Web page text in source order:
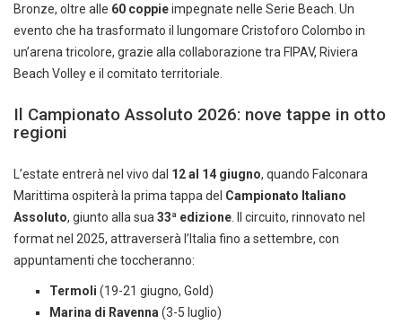
Bronze, oltre alle 60 coppieimpegnate nelle Serie Beach. Un
evento che ha trasformato il lungomare Cristoforo Colombo in
un’arena tricolore, grazie alla collaborazione tra FIPAV, Riviera
Beach Volley e il comitato territoriale.
Il Campionato Assoluto 2026: nove tappe in otto
regioni
L’estate entrerà nel vivo dal 12 al 14 giugno, quando Falconara
Marittima ospiterà la prima tappa del Campionato Italiano
Assoluto, giunto alla sua 33ª edizione . Il circuito, rinnovato nel
format nel 2025, attraverserà l’Italia fino a settembre, con
appuntamenti che toccheranno:
Termoli (19-21 giugno, Gold)
Marina di Ravenna (3-5 luglio)